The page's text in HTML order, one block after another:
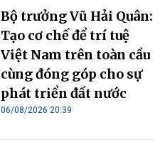
Bộ trưởng Vũ Hải Quân:
Tạo cơ chế để trí tuệ
Việt Nam trên toàn cầu
cùng đóng góp cho sự
phát triển đất nước
06/08/2026 20:39